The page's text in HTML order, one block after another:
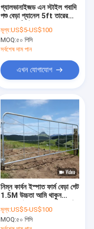
গ্যালভানাইজড এন স্টাইল গবাদি
পশু বেড়া প্যানেল 5ft তারের
মূল্য:US$5-US$100
MOQ:৫০ পিসি
সর্বশেষ দাম পান
এখন যোগাযোগ
নিম্ন কার্বন ইস্পাত ফার্ম বেড়া গেট
1.5M উচ্চতা আমি থাকুন
মূল্য:US$5-US$100
MOQ:৫০ পিসি